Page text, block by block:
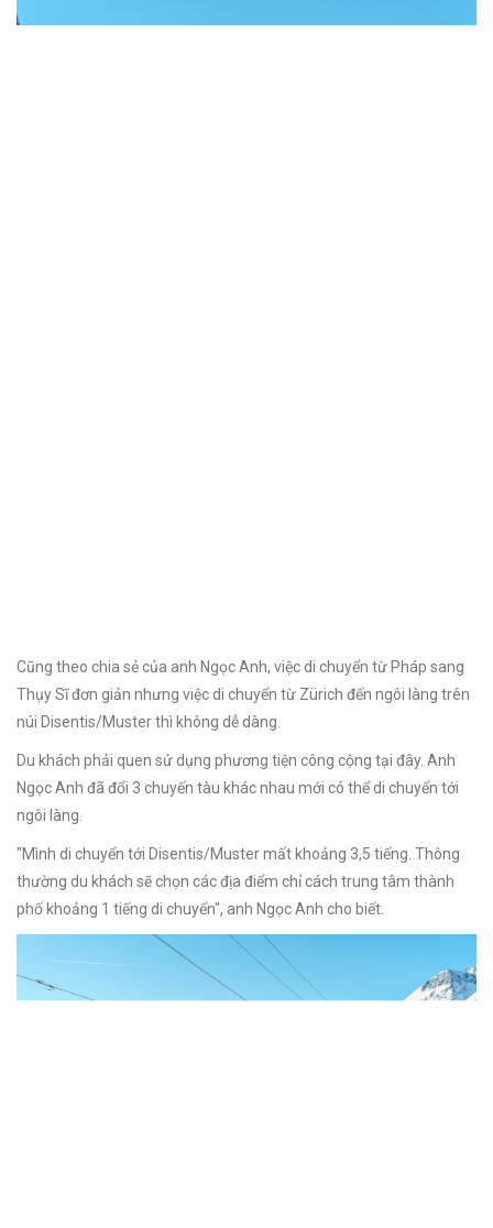
Cũng theo chia sẻ của anh Ngọc Anh, việc di chuyển từ Pháp sang
Thụy Sĩ đơn giản nhưng việc di chuyển từ Zürich đến ngôi làng trên
núi Disentis/Muster thì không dễ dàng.
Du khách phải quen sử dụng phương tiện công cộng tại đây. Anh
Ngọc Anh đã đổi 3 chuyến tàu khác nhau mới có thể di chuyển tới
ngôi làng.
"Mình di chuyển tới Disentis/Muster mất khoảng 3,5 tiếng. Thông
thường du khách sẽ chọn các địa điểm chỉ cách trung tâm thành
phố khoảng 1 tiếng di chuyển", anh Ngọc Anh cho biết.